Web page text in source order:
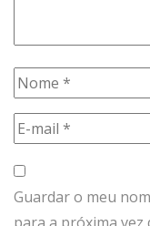
Guardar o meu